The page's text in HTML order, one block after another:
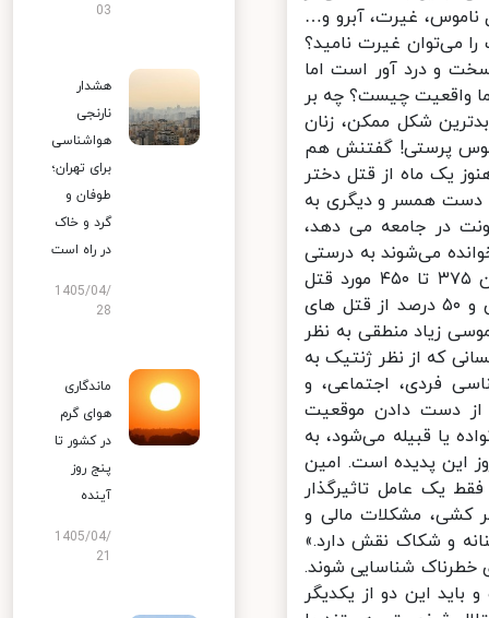
غیرت، آبرو و…
می‌توان غیرت نامید؟
و درد آور است اما
واقعیت چیست؟ چه بر
شکل ممکن، زنان
پرستی! گفتنش هم
یک ماه از قتل دختر
همسر و دیگری به
در جامعه می دهد،
می‌شوند به درستی
روشن نیست. با همه‌ این، در آذرماه سال پیش، ایسنا، شمار آن را «میان ۳۷۵ تا ۴۵۰ مورد قتل
ناموسی سالانه اعلام کرده که بر پایه‌ی آن ۲۰ درصد از کل قتل ها در ایران و ۵۰ درصد از قتل های
زیاد منطقی به نظر
که از نظر ژنتیک به
فردی، اجتماعی، و
دست دادن موقعیت
یا قبیله می‌شود، به
این پدیده است. امین
یک عامل تاثیرگذار
مشکلات مالی و
و شکاک نقش دارد.»
شناسایی شوند.
این دو از یکدیگر
03
هشدار
نارنجی
هواشناسی
برای تهران؛
طوفان و
گرد و خاک
در راه است
1405/04/
28
ماندگاری
هوای گرم
در کشور تا
پنج روز
آینده
1405/04/